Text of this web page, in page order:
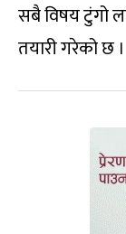
सबै विषय टुंगो
तयारी गरेको छ ।